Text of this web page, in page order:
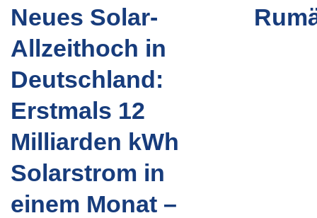
Neues Solar-
Allzeithoch in
Deutschland:
Erstmals 12
Milliarden kWh
Solarstrom in
einem Monat –